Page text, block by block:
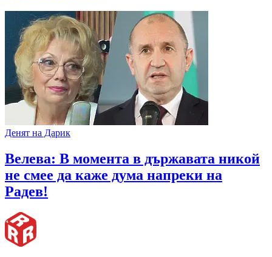
Денят на Дарик
Велева: В момента в държавата никой
не смее да каже дума напреки на
Радев!